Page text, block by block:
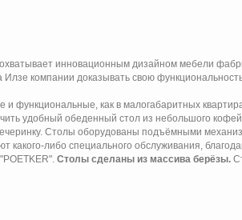
инновационным дизайном мебели
компании доказывать свою
функциональные, как в малогабаритных
удобный обеденный стол из небольшого
Столы оборудованы подъёмными
какого-либо специального обслуживания,
Столы сделаны из массива берёзы.